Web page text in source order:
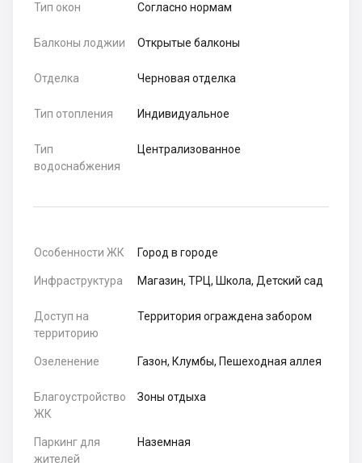
Тип окон Согласно нормам
Балконы лоджии Открытые балконы
Отделка Черновая отделка
Тип отопления Индивидуальное
Тип
водоснабжения
Централизованное
Особенности ЖК Город в городе
Инфраструктура Магазин, ТРЦ, Школа, Детский сад
Доступ на
территорию
Территория ограждена забором
Озеленение Газон, Клумбы, Пешеходная аллея
Благоустройство
ЖК
Зоны отдыха
Паркинг для
жителей
Наземная